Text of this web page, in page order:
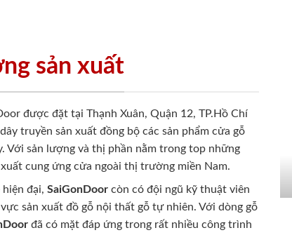
sản xuất
được đặt tại Thạnh Xuân, Quận 12, TP.Hồ Chí
truyền sản xuất đồng bộ các sản phẩm cửa gỗ
Với sản lượng và thị phần nằm trong top những
cung ứng cửa ngoài thị trường miền Nam.
hiện đại, SaiGonDoor còn có đội ngũ kỹ thuật viên
sản xuất đồ gỗ nội thất gỗ tự nhiên. Với dòng gỗ
đã có mặt đáp ứng trong rất nhiều công trình